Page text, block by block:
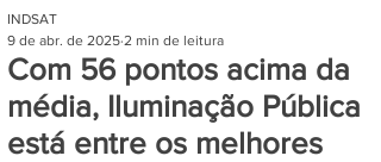
Com 56 pontos acima da
média, Iluminação Pública
está entre os melhores
INDSAT
9 de abr. de 2025 2 min de leitura